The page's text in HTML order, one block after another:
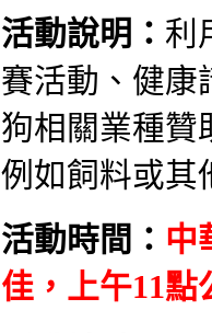
活動說明 ： 利
賽活動、健康
狗相關業種贊
例如飼料或其
活動時間： 中
佳，上午11點